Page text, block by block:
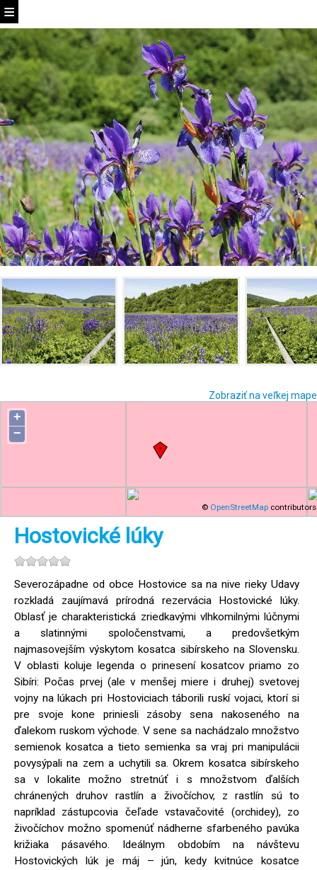
Zobraziť na veľkej mape
+
−
© OpenStreetMap contributors
Hostovické lúky
Severozápadne od obce Hostovice sa na nive rieky Udavy
rozkladá zaujímavá prírodná rezervácia Hostovické lúky.
Oblasť je charakteristická zriedkavými vlhkomilnými lúčnymi
a slatinnými spoločenstvami, a predovšetkým
najmasovejším výskytom kosatca sibírskeho na Slovensku.
V oblasti koluje legenda o prinesení kosatcov priamo zo
Sibíri: Počas prvej (ale v menšej miere i druhej) svetovej
vojny na lúkach pri Hostoviciach táborili ruskí vojaci, ktorí si
pre svoje kone priniesli zásoby sena nakoseného na
ďalekom ruskom východe. V sene sa nachádzalo množstvo
semienok kosatca a tieto semienka sa vraj pri manipulácii
povysýpali na zem a uchytili sa. Okrem kosatca sibírskeho
sa v lokalite možno stretnúť i s množstvom ďalších
chránených druhov rastlín a živočíchov, z rastlín sú to
napríklad zástupcovia čeľade vstavačovité (orchidey), zo
živočíchov možno spomenúť nádherne sfarbeného pavúka
križiaka pásavého. Ideálnym obdobím na návštevu
Hostovických lúk je máj – jún, kedy kvitnúce kosatce